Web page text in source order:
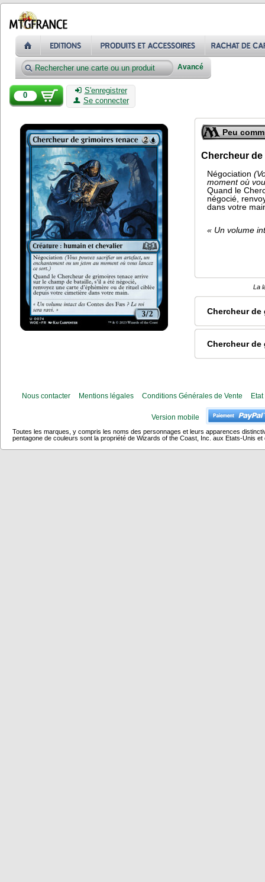
Avancé
0
S'enregistrer
Se connecter
Peu
Chercheur
Négociation
moment où
Quand le
négocié,
dans votre
« Un volume
La
Chercheur de
Chercheur de
Nous contacter Mentions légales Conditions Générales de Vente
Version mobile
Toutes les marques, y compris les noms des personnages et leurs apparences
pentagone de couleurs sont la propriété de Wizards of the Coast, Inc. aux Etats-Unis